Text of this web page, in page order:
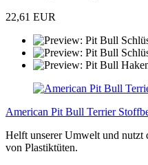
22,61 EUR
American Pit Bull Terrier
Helft unserer Umwelt und nutzt
von Plastiktüten.